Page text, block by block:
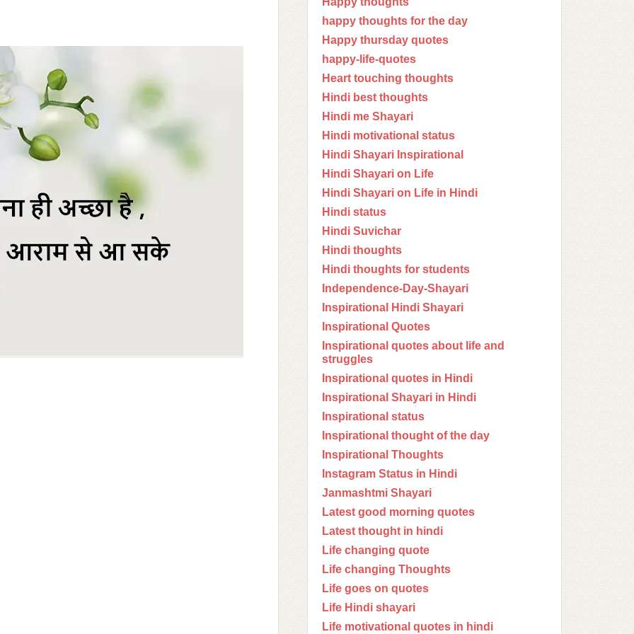
happy thoughts for the day
Happy thursday quotes
happy-life-quotes
Heart touching thoughts
Hindi best thoughts
Hindi me Shayari
Hindi motivational status
Hindi Shayari Inspirational
Hindi Shayari on Life
Hindi Shayari on Life in Hindi
Hindi status
Hindi Suvichar
Hindi thoughts
Hindi thoughts for students
Independence-Day-Shayari
Inspirational Hindi Shayari
Inspirational Quotes
Inspirational quotes about life and
struggles
Inspirational quotes in Hindi
Inspirational Shayari in Hindi
Inspirational status
Inspirational thought of the day
Inspirational Thoughts
Instagram Status in Hindi
Janmashtmi Shayari
Latest good morning quotes
Latest thought in hindi
Life changing quote
Life changing Thoughts
Life goes on quotes
Life Hindi shayari
Life motivational quotes in hindi